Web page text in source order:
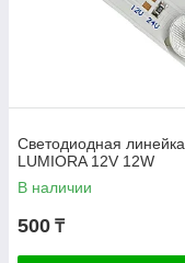
Светодиодная линейка
LUMIORA 12V 12W
В наличии
500 ₸